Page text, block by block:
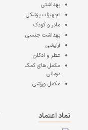
بهداشتی
تجهیزات پزشکی
مادر و کودک
بهداشت جنسی
آرایشی
عطر و ادکلن
مکمل های کمک
درمانی
مکمل ورزشی
نماد اعتماد